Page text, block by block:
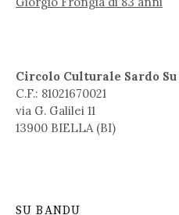
Circolo Culturale Sardo
C.F.: 81021670021
via G. Galilei 11
13900 BIELLA (BI)
SU BANDU